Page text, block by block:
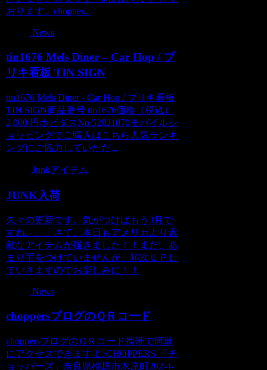
おります。chopper...
News
tin1676 Mels Diner – Car Hop / ブ
リキ看板 TIN SIGN
tin1676 Mels Diner - Car Hop / ブリキ看板
TIN SIGN商品番号 tin1676価格（税込）
2,000 円ホビダスNo 52021070モバイルシ
ョッピングでご購入はこちら人気ランキ
ングにご協力していただ...
Junkアイテム
JUNK入荷
久々の更新です。気がつけばもう3月で
すね、、。さて、本日もアメリカより素
敵なアイテムが届きました！！まだ、あ
まり手をつけていませんが、順次ＵＰし
ていきますのでお楽しみに！！
News
choppersブログのＱＲコード
choppersブログのＱＲコード携帯で簡単
にアクセスできますよ♪CHOPPERS 「チ
ョッパーズ」奈良県橿原市木原町202-4-